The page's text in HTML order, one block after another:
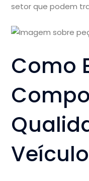
setor que podem
Como